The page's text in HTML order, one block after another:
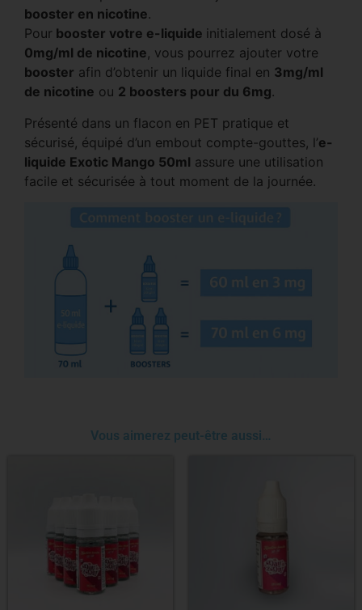
booster en nicotine.
Pour booster votre e-liquide initialement dosé à
0mg/ml de nicotine, vous pourrez ajouter votre
booster afin d’obtenir un liquide final en 3mg/ml
de nicotine ou 2 boosters pour du 6mg.
Présenté dans un flacon en PET pratique et
sécurisé, équipé d’un embout compte-gouttes, l’e-
liquide Exotic Mango 50ml assure une utilisation
facile et sécurisée à tout moment de la journée.
Vous aimerez peut-être aussi…